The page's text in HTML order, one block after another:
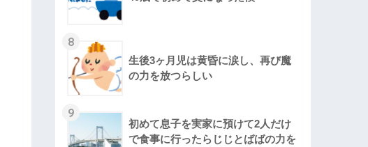
8
生後3ヶ月児は黄昏に涙し、再び魔
の力を放つらしい
9
初めて息子を実家に預けて2人だけ
で食事に行ったらじじとばばの力を